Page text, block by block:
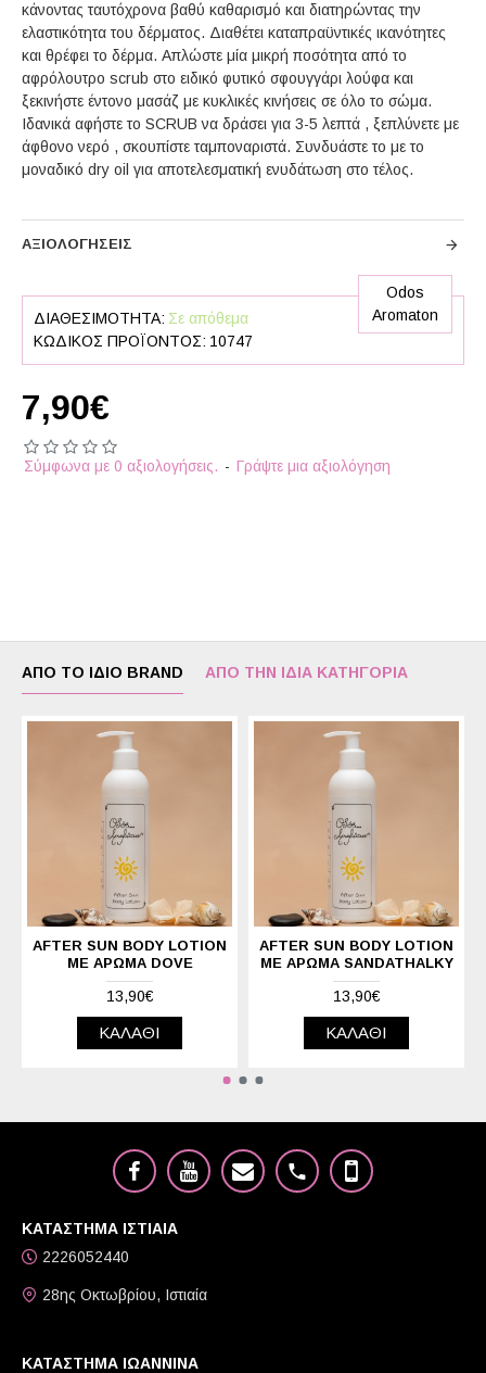
κάνοντας ταυτόχρονα βαθύ καθαρισμό και διατηρώντας την
ελαστικότητα του δέρματος. Διαθέτει καταπραϋντικές ικανότητες
και θρέφει το δέρμα. Aπλώστε μία μικρή ποσότητα από το
αφρόλουτρο scrub στο ειδικό φυτικό σφουγγάρι λούφα και
ξεκινήστε έντονο μασάζ με κυκλικές κινήσεις σε όλο το σώμα.
Ιδανικά αφήστε το SCRUB να δράσει για 3-5 λεπτά , ξεπλύνετε με
άφθονο νερό , σκουπίστε ταμποναριστά. Συνδυάστε το με το
μοναδικό dry oil για αποτελεσματική ενυδάτωση στο τέλος.
ΑΞΙΟΛΟΓΉΣΕΙΣ
ΔΙΑΘΕΣΙΜΌΤΗΤΑ: Σε απόθεμα
ΚΩΔΙΚΌΣ ΠΡΟΪΌΝΤΟΣ: 10747
Odos
Aromaton
Σύμφωνα με 0 αξιολογήσεις. - Γράψτε μια αξιολόγηση
7,90€
ΑΠΌ ΤΟ ΊΔΙΟ BRAND ΑΠΌ ΤΗΝ ΊΔΙΑ ΚΑΤΗΓΟΡΊΑ
AFTER SUN BODY LOTION
ΜΕ ΆΡΩΜΑ DOVE
13,90€
ΚΑΛΆΘΙ
AFTER SUN BODY LOTION
ΜΕ ΆΡΩΜΑ SANDATHALKY
13,90€
ΚΑΛΆΘΙ
ΚΑΤΑΣΤΗΜΑ ΙΣΤΙΑΙΑ
2226052440
28ης Οκτωβρίου, Ιστιαία
ΚΑΤΑΣΤΗΜΑ ΙΩΑΝΝΙΝΑ